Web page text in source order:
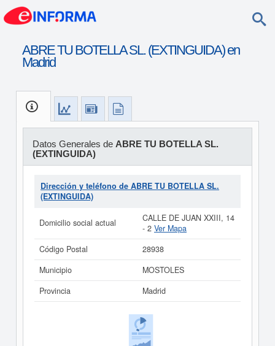
ABRE TU BOTELLA SL. (EXTINGUIDA) en
Madrid
Datos Generales de ABRE TU BOTELLA SL.
(EXTINGUIDA)
Dirección y teléfono de ABRE TU BOTELLA SL.
(EXTINGUIDA)
Domicilio social actual
CALLE DE JUAN XXIII, 14
- 2 Ver Mapa
Código Postal
28938
Municipio
MOSTOLES
Provincia
Madrid